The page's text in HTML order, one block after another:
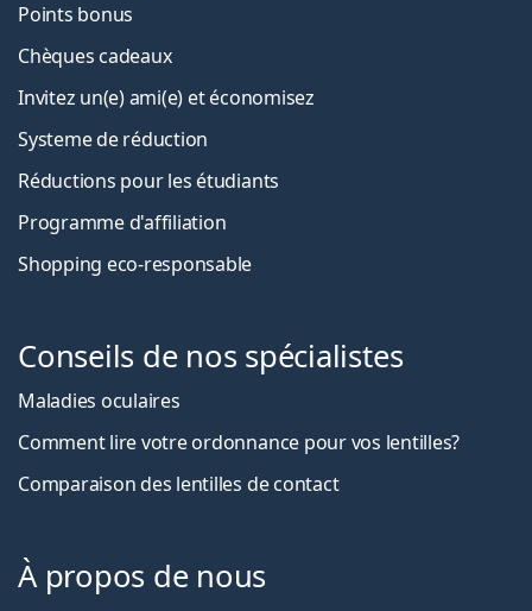
Points bonus
Chèques cadeaux
Invitez un(e) ami(e) et économisez
Systeme de réduction
Réductions pour les étudiants
Programme d'affiliation
Shopping eco-responsable
Conseils de nos spécialistes
Maladies oculaires
Comment lire votre ordonnance pour vos lentilles?
Comparaison des lentilles de contact
À propos de nous